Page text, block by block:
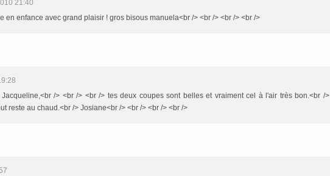
21:40
en enfance avec grand plaisir ! gros bisous manuela<br /> <br /> <br /> <br />
/> <br /> <br /> tes deux coupes sont belles et vraiment cel à l'air très bon.<br />
reste au chaud.<br /> Josiane<br /> <br /> <br /> <br />